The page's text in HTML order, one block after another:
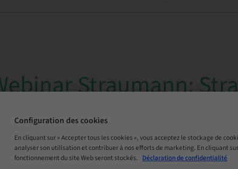
Straumann:
protesico nei
analogico e
Configuration des cookies
En cliquant sur « Accepter tous les cookies », vous acceptez le stockage de
analyser son utilisation et contribuer à nos efforts de marketing. En cliquant
fonctionnement du site Web seront stockés. Déclaration de confidentialité